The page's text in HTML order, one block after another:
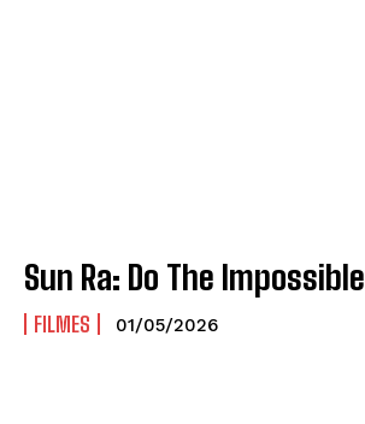
Sun Ra: Do The Impossible
FILMES 01/05/2026